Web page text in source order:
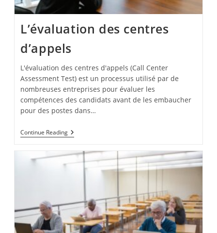
L’évaluation des centres
d’appels
L'évaluation des centres d'appels (Call Center
Assessment Test) est un processus utilisé par de
nombreuses entreprises pour évaluer les
compétences des candidats avant de les embaucher
pour des postes dans…
Continue ReadingL’évaluation
Des
D’appels